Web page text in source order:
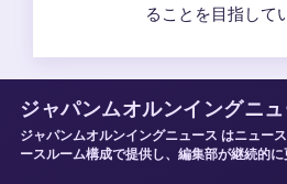
ることを目指して
ジャパンムオルンイングニ
ジャパンムオルンイングニュース はニュー
ースルーム構成で提供し、編集部が継続的に